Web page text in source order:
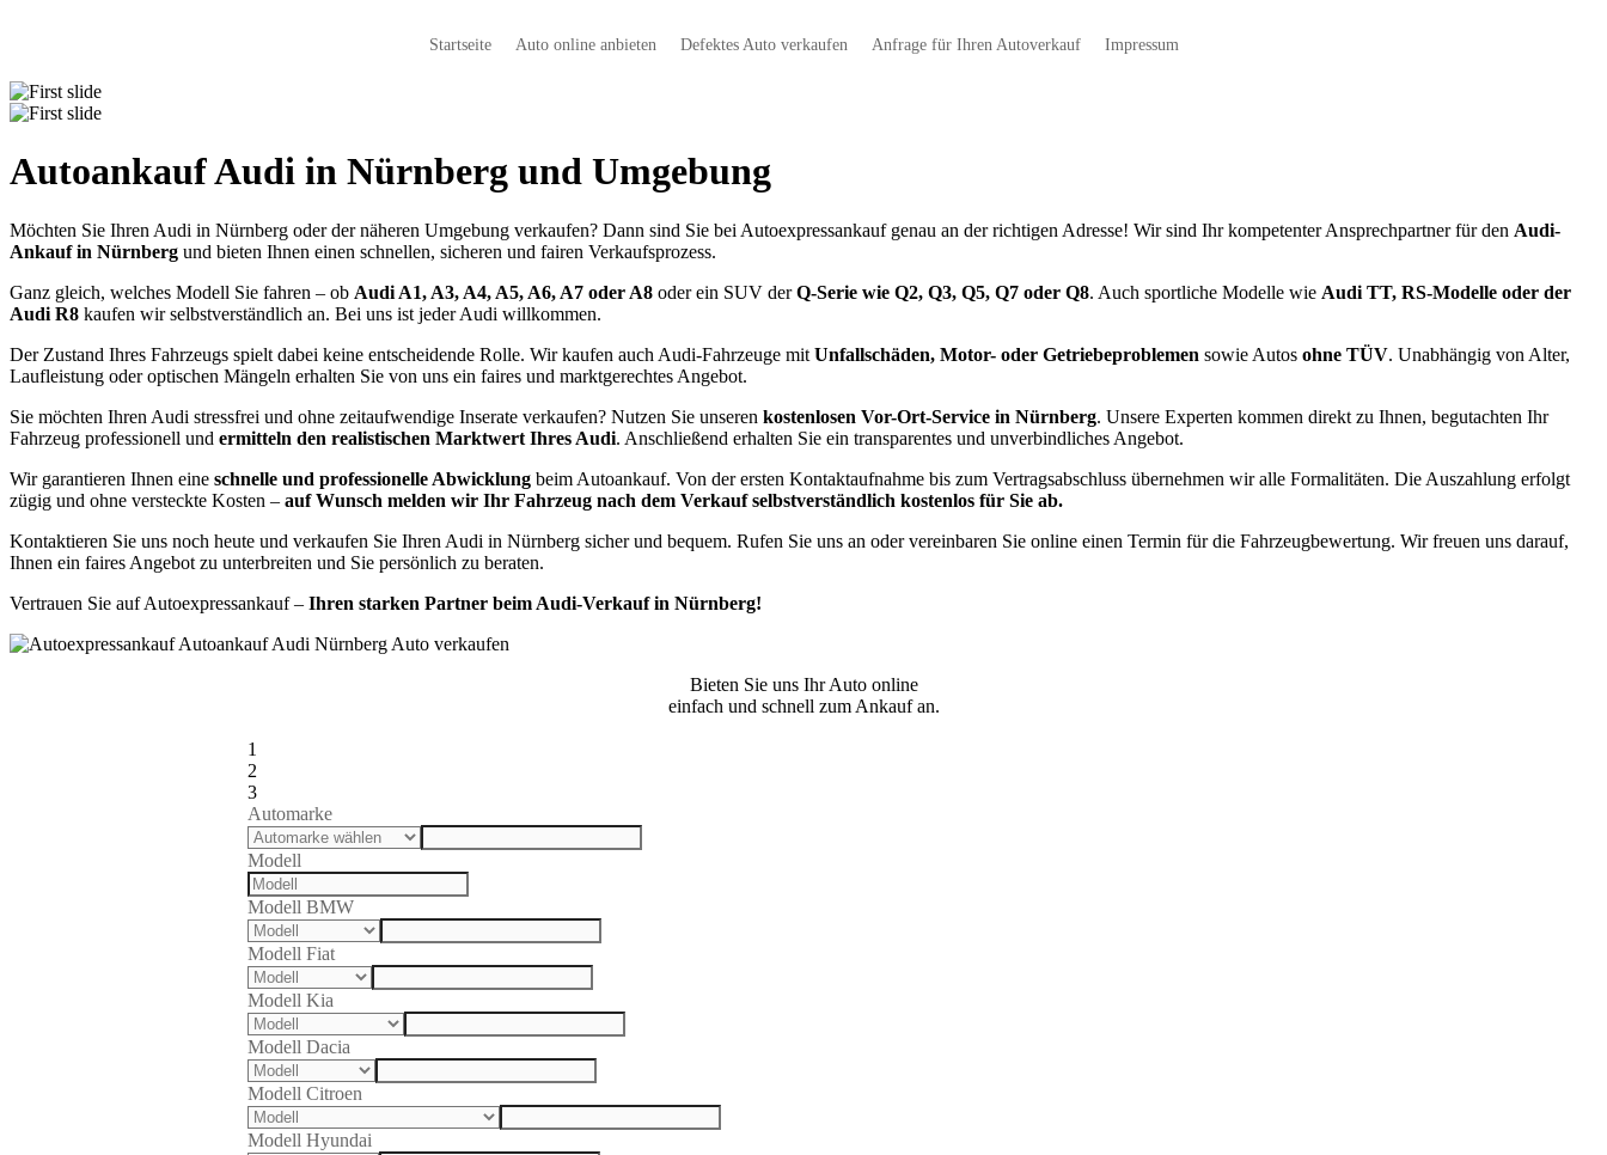
Startseite Auto online anbieten Defektes Auto verkaufen Anfrage für Ihren Autoverkauf Impressum
Autoankauf Audi in Nürnberg und Umgebung
Möchten Sie Ihren Audi in Nürnberg oder der näheren Umgebung verkaufen? Dann sind Sie bei Autoexpressankauf genau an der richtigen Adresse! Wir sind Ihr kompetenter Ansprechpartner für den Audi-
Ankauf in Nürnberg und bieten Ihnen einen schnellen, sicheren und fairen Verkaufsprozess.
Ganz gleich, welches Modell Sie fahren – ob Audi A1, A3, A4, A5, A6, A7 oder A8 oder ein SUV derQ-Serie wie Q2, Q3, Q5, Q7 oder Q8. Auch sportliche Modelle wie Audi TT, RS-Modelle oder der
Audi R8 kaufen wir selbstverständlich an. Bei uns ist jeder Audi willkommen.
Der Zustand Ihres Fahrzeugs spielt dabei keine entscheidende Rolle. Wir kaufen auch Audi-Fahrzeuge mit Unfallschäden, Motor- oder Getriebeproblemen sowie Autos ohne TÜV. Unabhängig von Alter,
Laufleistung oder optischen Mängeln erhalten Sie von uns ein faires und marktgerechtes Angebot.
Sie möchten Ihren Audi stressfrei und ohne zeitaufwendige Inserate verkaufen? Nutzen Sie unseren kostenlosen Vor-Ort-Service in Nürnberg. Unsere Experten kommen direkt zu Ihnen, begutachten Ihr
Fahrzeug professionell und ermitteln den realistischen Marktwert Ihres Audi. Anschließend erhalten Sie ein transparentes und unverbindliches Angebot.
Wir garantieren Ihnen eine schnelle und professionelle Abwicklung beim Autoankauf. Von der ersten Kontaktaufnahme bis zum Vertragsabschluss übernehmen wir alle Formalitäten. Die Auszahlung erfolgt
zügig und ohne versteckte Kosten – auf Wunsch melden wir Ihr Fahrzeug nach dem Verkauf selbstverständlich kostenlos für Sie ab.
Kontaktieren Sie uns noch heute und verkaufen Sie Ihren Audi in Nürnberg sicher und bequem. Rufen Sie uns an oder vereinbaren Sie online einen Termin für die Fahrzeugbewertung. Wir freuen uns darauf,
Ihnen ein faires Angebot zu unterbreiten und Sie persönlich zu beraten.
Vertrauen Sie auf Autoexpressankauf – Ihren starken Partner beim Audi-Verkauf in Nürnberg!
Bieten Sie uns Ihr Auto online
einfach und schnell zum Ankauf an.
1
2
3
Automarke
Modell
Modell BMW
Modell Fiat
Modell Kia
Modell Dacia
Modell Citroen
Modell Hyundai